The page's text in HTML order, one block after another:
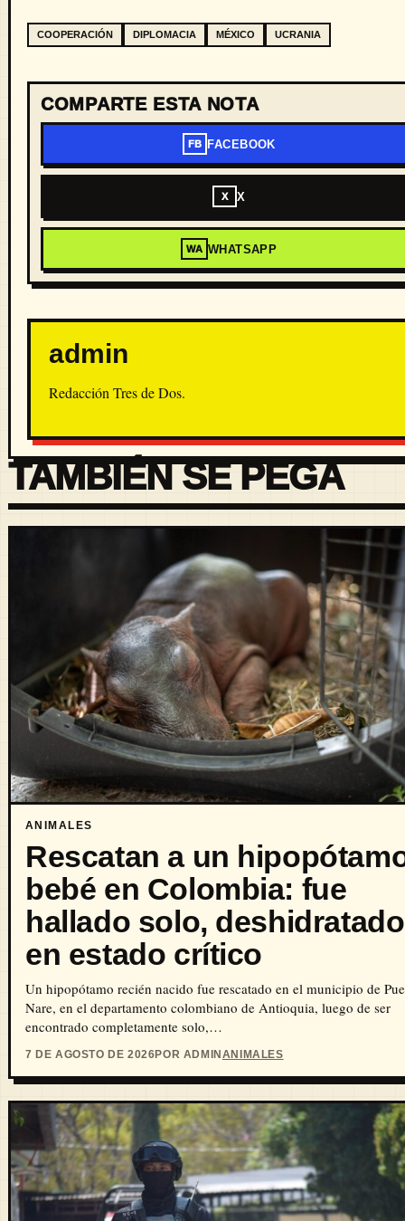
COOPERACIÓN DIPLOMACIA MÉXICO UCRANIA
COMPARTE ESTA NOTA
FB FACEBOOK
X X
WA WHATSAPP
admin
Redacción Tres de Dos.
TAMBIÉN SE PEGA
ANIMALES
Rescatan a un
bebé en Colombia: fue
hallado solo,
en estado crítico
Un hipopótamo recién nacido fue rescatado en el municipio de
Nare, en el departamento colombiano de Antioquia, luego de ser
encontrado completamente solo,…
7 DE AGOSTO DE 2026POR ADMINANIMALES